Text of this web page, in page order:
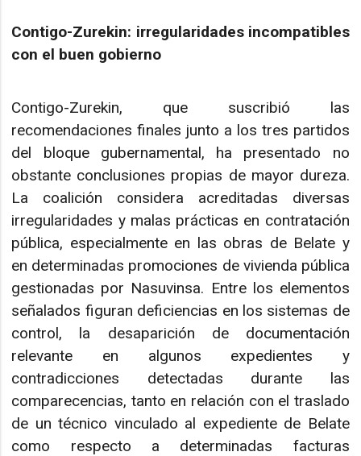
Contigo-Zurekin: irregularidades incompatibles
con el buen gobierno
Contigo-Zurekin, que suscribió las
recomendaciones finales junto a los tres partidos
del bloque gubernamental, ha presentado no
obstante conclusiones propias de mayor dureza.
La coalición considera acreditadas diversas
irregularidades y malas prácticas en contratación
pública, especialmente en las obras de Belate y
en determinadas promociones de vivienda pública
gestionadas por Nasuvinsa. Entre los elementos
señalados figuran deficiencias en los sistemas de
control, la desaparición de documentación
relevante en algunos expedientes y
contradicciones detectadas durante las
comparecencias, tanto en relación con el traslado
de un técnico vinculado al expediente de Belate
como respecto a determinadas facturas